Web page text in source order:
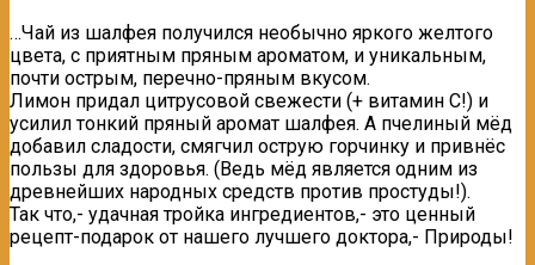
…Чай из шалфея получился необычно яркого желтого
цвета, с приятным пряным ароматом, и уникальным,
почти острым, перечно-пряным вкусом.
Лимон придал цитрусовой свежести (+ витамин С!) и
усилил тонкий пряный аромат шалфея. А пчелиный мёд
добавил сладости, смягчил острую горчинку и привнёс
пользы для здоровья. (Ведь мёд является одним из
древнейших народных средств против простуды!).
Так что,- удачная тройка ингредиентов,- это ценный
рецепт-подарок от нашего лучшего доктора,- Природы!